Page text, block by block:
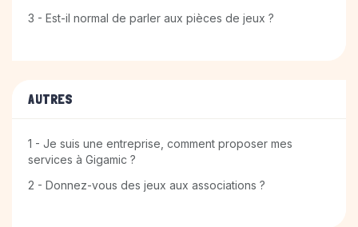
3 - Est-il normal de parler aux pièces de jeux ?
AUTRES
1 - Je suis une entreprise, comment proposer mes
services à Gigamic ?
2 - Donnez-vous des jeux aux associations ?